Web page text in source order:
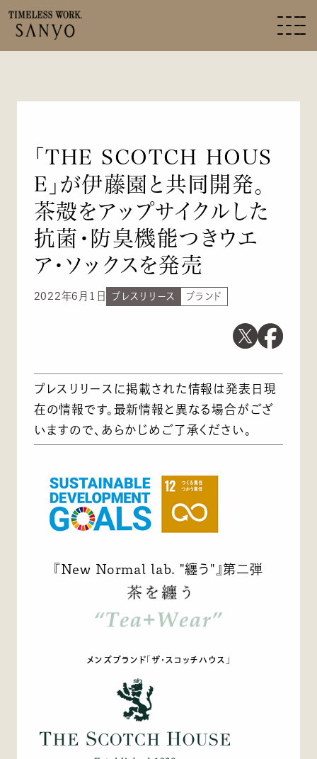
「THE SCOTCH HOUS
E」が伊藤園と共同開発。
茶殻をアップサイクルした
抗菌・防臭機能つきウエ
ア・ソックスを発売
2022年6月1日 プレスリリース ブランド
プレスリリースに掲載された情報は発表日現
在の情報です。最新情報と異なる場合がござ
いますので、あらかじめご了承ください。
『New Normal lab. "纏う"』第二弾
メンズブランド「ザ・スコッチハウス」